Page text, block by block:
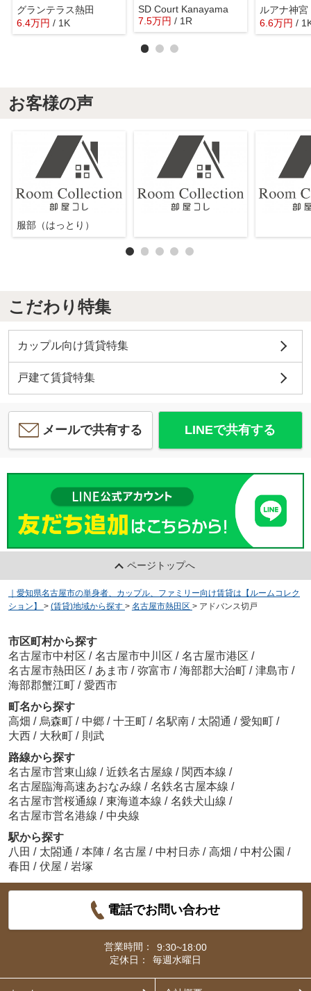
グランテラス熱田
6.4万円 / 1K
SD Court Kanayama
7.5万円 / 1R
ルアナ神宮
6.6万円 /
お客様の声
服部（はっとり）
こだわり特集
カップル向け賃貸特集
戸建て賃貸特集
メールで共有する LINEで共有する
ページトップへ
｜愛知県名古屋市の単身者、カップル、ファミリー向け賃貸は【ルームコレク
ション】
> (賃貸)地域から探す > 名古屋市熱田区 > アドバンス切戸
市区町村から探す
名古屋市中村区 / 名古屋市中川区 / 名古屋市港区 /
名古屋市熱田区 / あま市 / 弥富市 / 海部郡大治町 / 津島市 /
海部郡蟹江町 / 愛西市
町名から探す
高畑 / 烏森町 / 中郷 / 十王町 / 名駅南 / 太閤通 / 愛知町 /
大西 / 大秋町 / 則武
路線から探す
名古屋市営東山線 / 近鉄名古屋線 / 関西本線 /
名古屋臨海高速あおなみ線 / 名鉄名古屋本線 /
名古屋市営桜通線 / 東海道本線 / 名鉄犬山線 /
名古屋市営名港線 / 中央線
駅から探す
八田 / 太閤通 / 本陣 / 名古屋 / 中村日赤 / 高畑 / 中村公園 /
春田 / 伏屋 / 岩塚
電話でお問い合わせ
営業時間：
9:30~18:00
定休日：
毎週水曜日